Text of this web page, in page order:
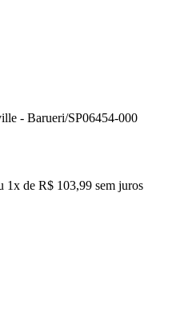
- Barueri/SP06454-000
1x de R$ 103,99 sem juros